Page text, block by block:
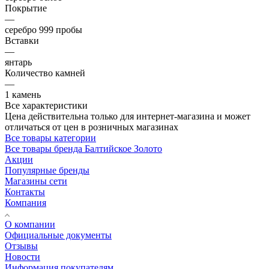
Покрытие
—
серебро 999 пробы
Вставки
—
янтарь
Количество камней
—
1 камень
Все характеристики
Цена действительна только для интернет-магазина и может
отличаться от цен в розничных магазинах
Все товары категории
Все товары бренда Балтийское Золото
Акции
Популярные бренды
Магазины сети
Контакты
Компания
О компании
Официальные документы
Отзывы
Новости